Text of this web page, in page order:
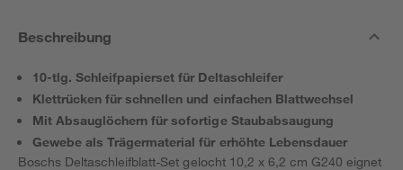
Beschreibung
10-tlg. Schleifpapierset für Deltaschleifer
Klettrücken für schnellen und einfachen Blattwechsel
Mit Absauglöchern für sofortige Staubabsaugung
Gewebe als Trägermaterial für erhöhte Lebensdauer
Boschs Deltaschleifblatt-Set gelocht 10,2 x 6,2 cm G240 eignet